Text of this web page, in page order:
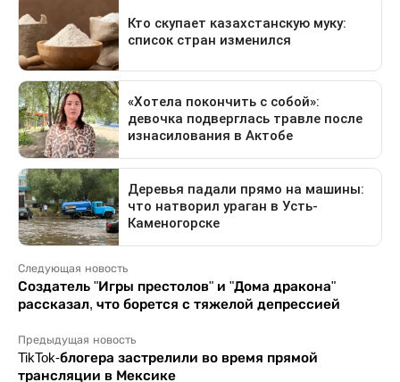
Следующая новость
Создатель "Игры престолов" и "Дома дракона"
рассказал, что борется с тяжелой депрессией
Предыдущая новость
TikTok-блогера застрелили во время прямой
трансляции в Мексике